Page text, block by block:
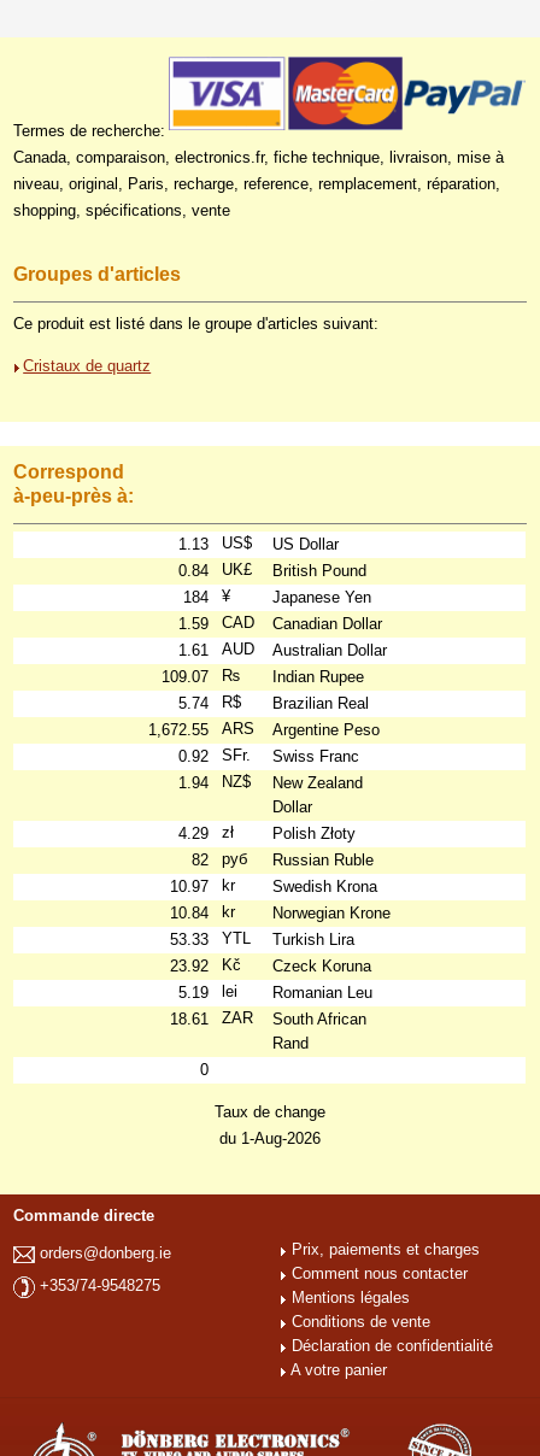
Termes de recherche:
Canada, comparaison, electronics.fr, fiche technique, livraison, mise à
niveau, original, Paris, recharge, reference, remplacement, réparation,
shopping, spécifications, vente
Groupes d'articles
Ce produit est listé dans le groupe d'articles suivant:
Cristaux de quartz
Correspond
à-peu-près à:
1.13 US$
US Dollar
0.84
UK£
British Pound
184
¥
Japanese Yen
1.59
CAD
Canadian Dollar
1.61
AUD
Australian Dollar
109.07
₨
Indian Rupee
5.74
R$
Brazilian Real
1,672.55
ARS
Argentine Peso
0.92
SFr.
Swiss Franc
1.94
NZ$
New Zealand
Dollar
4.29
zł
Polish Złoty
82
руб
Russian Ruble
10.97
kr
Swedish Krona
10.84
kr
Norwegian Krone
53.33
YTL
Turkish Lira
23.92
Kč
Czeck Koruna
5.19
lei
Romanian Leu
18.61
ZAR
South African
Rand
0
Taux de change
du 1-Aug-2026
Commande directe
orders@donberg.ie
+353/74-9548275
Prix, paiements et charges
Comment nous contacter
Mentions légales
Conditions de vente
Déclaration de confidentialité
A votre panier